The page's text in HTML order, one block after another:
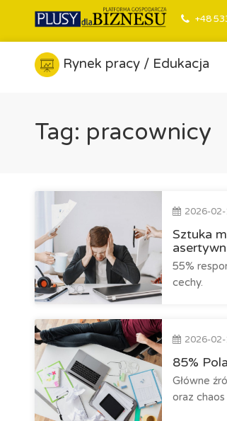
+48
Rynek pracy / Edukacja
Tag: pracownicy
2026-
Sztuka
55%
cechy.
2026-
85%
Główne
oraz